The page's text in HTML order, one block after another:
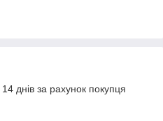
днів за рахунок покупця